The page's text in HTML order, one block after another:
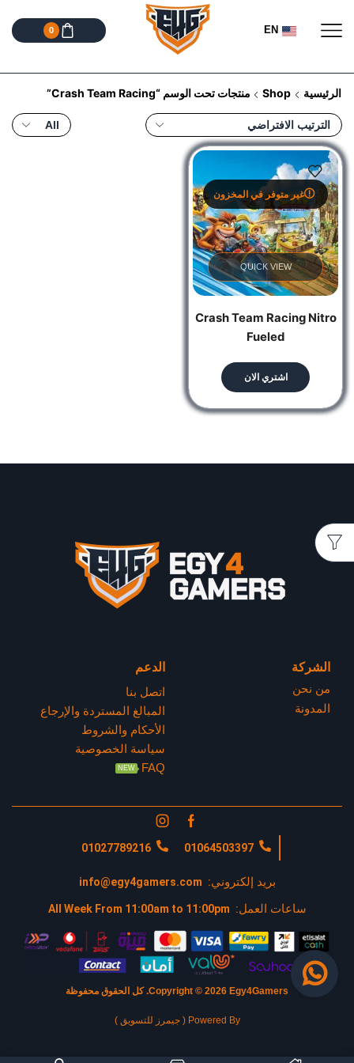
EN
0
الرئيسية Shop منتجات تحت الوسم “Crash Team Racing”
غير متوفر في المخزون
QUICK VIEW
Crash Team Racing Nitro
Fueled
اشتري الان
الشركة
من نحن
المدونة
الدعم
اتصل بنا
المبالغ المستردة والإرجاع
الأحكام والشروط
سياسة الخصوصية
FAQ
NEW
01064503397
01027789216
بريد إلكتروني: info@egy4gamers.com
ساعات العمل: All Week From 11:00am to 11:00pm
Copyright © 2026 Egy4Gamers. كل الحقوق محفوظة
Powered By ( جيمرز للتسويق )